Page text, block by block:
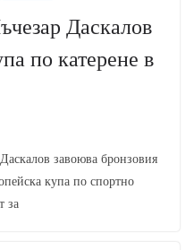
Даскалов
по катерене в
завоюва бронзовия
купа по спортно
за